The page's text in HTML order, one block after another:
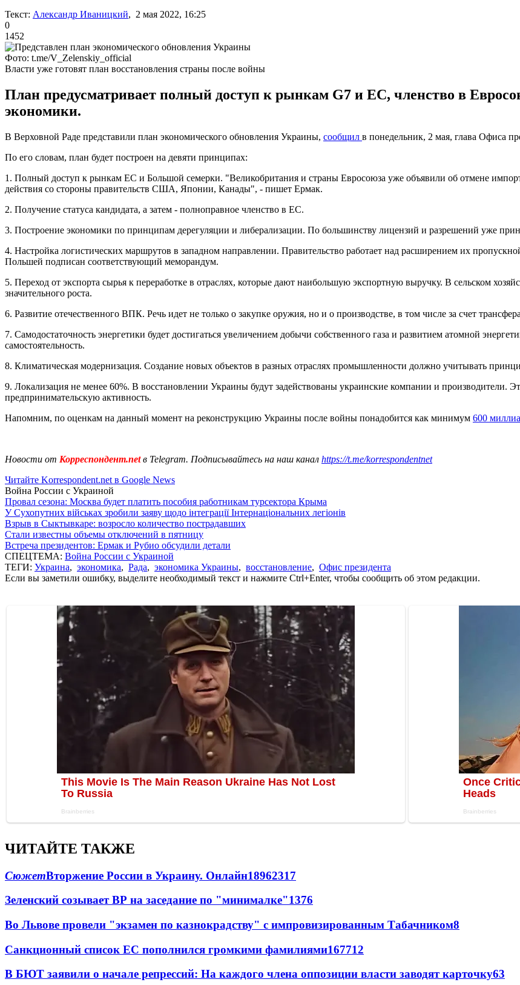
Текст: Александр Иваницкий, 2 мая 2022, 16:25
0
1452
Фото: t.me/V_Zelenskiy_official
Власти уже готовят план восстановления страны после войны
План предусматривает полный доступ к рынкам G7 и ЕС, членство в
экономики.
В Верховной Раде представили план экономического обновления Украины, сообщил в понедельник, 2 мая, глава Офиса
По его словам, план будет построен на девяти принципах:
1. Полный доступ к рынкам ЕС и Большой семерки. "Великобритания и страны Евросоюза уже объявили об отмене
действия со стороны правительств США, Японии, Канады", - пишет Ермак.
2. Получение статуса кандидата, а затем - полноправное членство в ЕС.
3. Построение экономики по принципам дерегуляции и либерализации. По большинству лицензий и разрешений уже
4. Настройка логистических маршрутов в западном направлении. Правительство работает над расширением их
Польшей подписан соответствующий меморандум.
5. Переход от экспорта сырья к переработке в отраслях, которые дают наибольшую экспортную выручку. В сельском
значительного роста.
6. Развитие отечественного ВПК. Речь идет не только о закупке оружия, но и о производстве, в том числе за счет
7. Самодостаточность энергетики будет достигаться увеличением добычи собственного газа и развитием атомной
самостоятельность.
8. Климатическая модернизация. Создание новых объектов в разных отраслях промышленности должно учитывать
9. Локализация не менее 60%. В восстановлении Украины будут задействованы украинские компании и производители.
предпринимательскую активность.
Напомним, по оценкам на данный момент на реконструкцию Украины после войны понадобится как минимум 600
Новости от Корреспондент.netв Telegram. Подписывайтесь на наш канал https://t.me/korrespondentnet
Читайте Korrespondent.net в Google News
Война России с Украиной
Провал сезона: Москва будет платить пособия работникам турсектора Крыма
У Сухопутних військах зробили заяву щодо інтеграції Інтернаціональних легіонів
Взрыв в Сыктывкаре: возросло количество пострадавших
Стали известны объемы отключений в пятницу
Встреча президентов: Ермак и Рубио обсудили детали
СПЕЦТЕМА: Война России с Украиной
ТЕГИ: Украина, экономика, Рада, экономика Украины, восстановление, Офис президента
Если вы заметили ошибку, выделите необходимый текст и нажмите Ctrl+Enter, чтобы сообщить об этом редакции.
ЧИТАЙТЕ ТАКЖЕ
СюжетВторжение России в Украину. Онлайн18962317
Зеленский созывает ВР на заседание по "минималке"1376
Во Львове провели "экзамен по казнокрадству" с импровизированным Табачником8
Санкционный список ЕС пополнился громкими фамилиями167712
В БЮТ заявили о начале репрессий: На каждого члена оппозиции власти заводят карточку63